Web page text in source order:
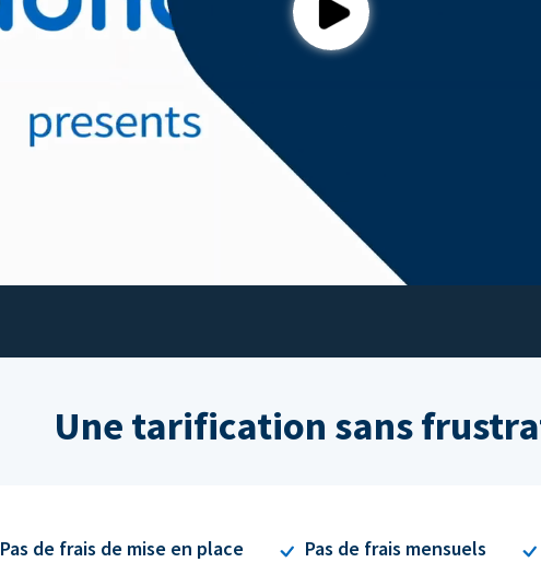
Play
Une tarification sans
Pas de frais de mise en place Pas de frais mensuels